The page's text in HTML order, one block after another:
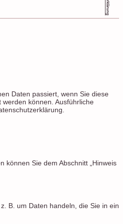
Daten passiert, wenn Sie diese
können. Ausführliche
können Sie dem Abschnitt „Hinweis
B. um Daten handeln, die Sie in ein